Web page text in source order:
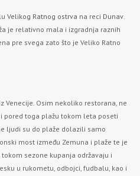
Velikog Ratnog ostrva na reci Dunav.
je relativno mala i izgradnja raznih
pre svega zato što je Veliko Ratno
Venecije. Osim nekoliko restorana, ne
pored toga plažu tokom leta poseti
ljudi su do plaže dolazili samo
most između Zemuna i plaže te je
sezone kupanja održavaju i
u rukometu, odbojci, fudbalu, kao i